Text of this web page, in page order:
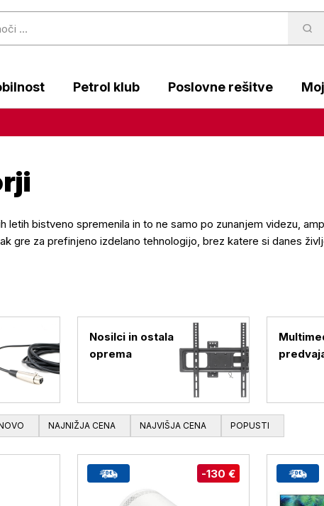
Petrol klub Poslovne rešitve
letih bistveno spremenila in to ne samo po zunanjem videzu,
gre za prefinjeno izdelano tehnologijo, brez katere si danes
Nosilci in ostala
oprema
NAJNIŽJA CENA NAJVIŠJA CENA POPUSTI
-130 €